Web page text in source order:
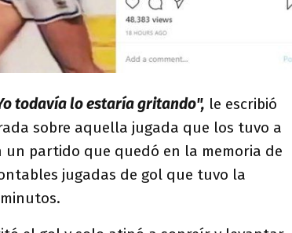
todavía lo estaría gritando", le escribió
sobre aquella jugada que los tuvo a
un partido que quedó en la memoria de
jugadas de gol que tuvo la